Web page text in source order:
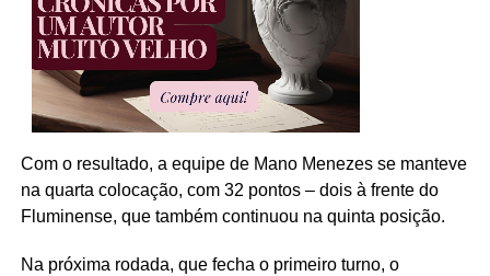
Com o resultado, a equipe de Mano Menezes se manteve
na quarta colocação, com 32 pontos – dois à frente do
Fluminense, que também continuou na quinta posição.
Na próxima rodada, que fecha o primeiro turno, o